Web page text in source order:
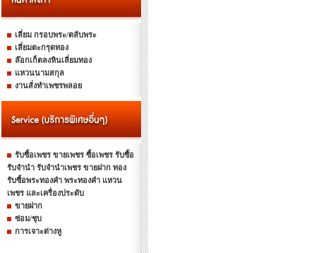
เลี่ยม กรอบพระ/ตลับพระ
เลี่ยมตะกรุดทอง
ล๊อกเก็ตลงหินเลี่ยมทอง
แหวนนามสกุล
งานสั่งทำเพชรพลอย
รับซื้อเพชร ขายเพชร ซื้อเพชร รับซื้อ
รับจำนำ รับจำนำเพชร ขายฝาก ทอง
รับซื้อพระทองคำ พระทองคำ แหวน
เพชร และเครื่องประดับ
ขายฝาก
ซ่อม/ชุบ
การเจาะต่างหู